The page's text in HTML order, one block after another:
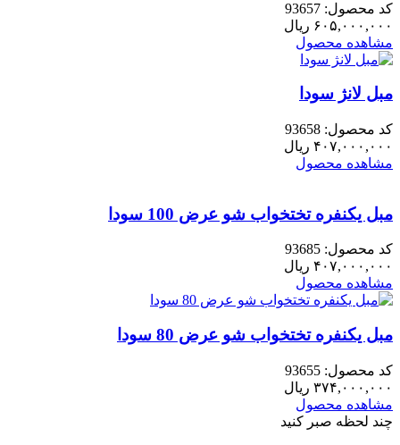
کد محصول: 93657
۶۰۵,۰۰۰,۰۰۰ ریال
مشاهده محصول
مبل لانژ سودا
کد محصول: 93658
۴۰۷,۰۰۰,۰۰۰ ریال
مشاهده محصول
مبل یکنفره تختخواب شو عرض 100 سودا
کد محصول: 93685
۴۰۷,۰۰۰,۰۰۰ ریال
مشاهده محصول
مبل یکنفره تختخواب شو عرض 80 سودا
کد محصول: 93655
۳۷۴,۰۰۰,۰۰۰ ریال
مشاهده محصول
چند لحظه صبر کنید